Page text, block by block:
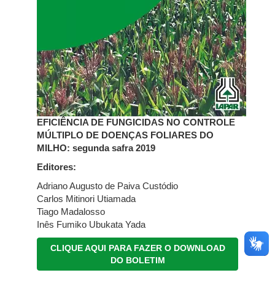
EFICIÊNCIA DE FUNGICIDAS NO CONTROLE
MÚLTIPLO DE DOENÇAS FOLIARES DO
MILHO: segunda safra 2019
Editores:
Adriano Augusto de Paiva Custódio
Carlos Mitinori Utiamada
Tiago Madalosso
Inês Fumiko Ubukata Yada
CLIQUE AQUI PARA FAZER O DOWNLOAD
DO BOLETIM